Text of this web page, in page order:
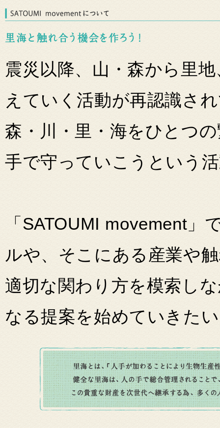
震災以降、山・森から里
えていく活動が再認識さ
森・川・里・海をひとつ
手で守っていこうという
「SATOUMI movement
ルや、そこにある産業や
適切な関わり方を模索し
なる提案を始めていきた